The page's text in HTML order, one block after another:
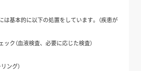
は基本的に以下の処置をしています。（疾患が
ク（血液検査、必要に応じた検査）
ング）